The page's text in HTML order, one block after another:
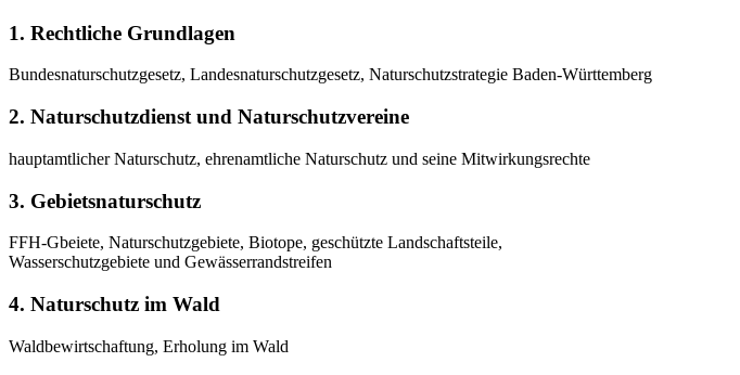
1. Rechtliche Grundlagen
Bundesnaturschutzgesetz, Landesnaturschutzgesetz, Naturschutzstrategie Baden-Württemberg
2. Naturschutzdienst und Naturschutzvereine
hauptamtlicher Naturschutz, ehrenamtliche Naturschutz und seine Mitwirkungsrechte
3. Gebietsnaturschutz
FFH-Gbeiete, Naturschutzgebiete, Biotope, geschützte Landschaftsteile,
Wasserschutzgebiete und Gewässerrandstreifen
4. Naturschutz im Wald
Waldbewirtschaftung, Erholung im Wald